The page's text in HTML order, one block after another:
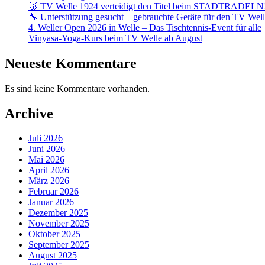
🥇 TV Welle 1924 verteidigt den Titel beim
🔧 Unterstützung gesucht – gebrauchte Geräte für den TV
4. Weller Open 2026 in Welle – Das Tischtennis-Event für alle
Vinyasa-Yoga-Kurs beim TV Welle ab August
Neueste Kommentare
Es sind keine Kommentare vorhanden.
Archive
Juli 2026
Juni 2026
Mai 2026
April 2026
März 2026
Februar 2026
Januar 2026
Dezember 2025
November 2025
Oktober 2025
September 2025
August 2025